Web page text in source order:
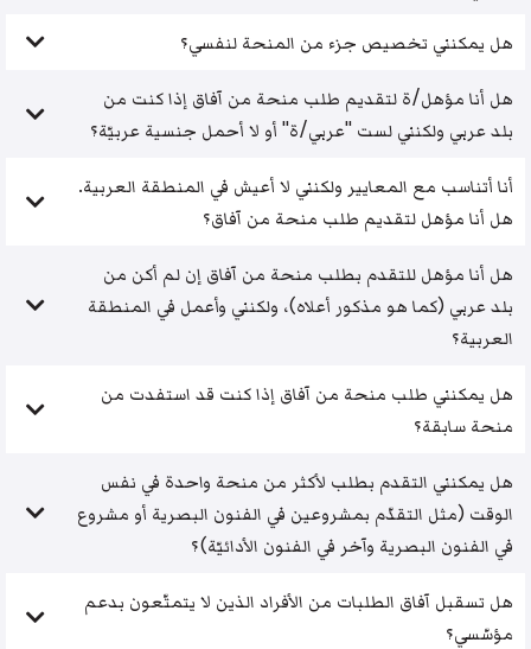
هل يمكنني تخصيص جزء من المنحة لنفسي؟
هل أنا مؤهل/ة لتقديم طلب منحة من آفاق إذا كنت من
بلد عربي ولكنني لست "عربي/ة" أو لا أحمل جنسية عربيّة؟
أنا أتناسب مع المعايير ولكنني لا أعيش في المنطقة العربية.
هل أنا مؤهل لتقديم طلب منحة من آفاق؟
هل أنا مؤهل للتقدم بطلب منحة من آفاق إن لم أكن من
بلد عربي (كما هو مذكور أعلاه)، ولكنني وأعمل في المنطقة
العربية؟
هل يمكنني طلب منحة من آفاق إذا كنت قد استفدت من
منحة سابقة؟
هل يمكنني التقدم بطلب لأكثر من منحة واحدة في نفس
الوقت (مثل التقدّم بمشروعين في الفنون البصرية أو مشروع
في الفنون البصرية وآخر في الفنون الأدائيّة)؟
هل تسقبل آفاق الطلبات من الأفراد الذين لا يتمتّعون بدعم
مؤسّسي؟